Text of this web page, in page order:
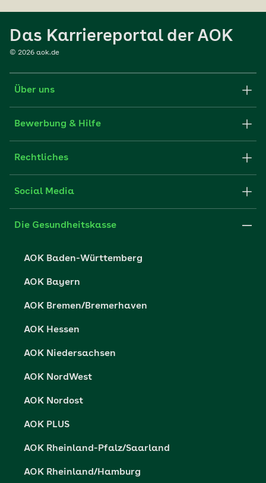
Das Karriereportal der AOK
© 2026 aok.de
Über uns
Karriere-Startseite
Unsere Kultur
Bewerbung & Hilfe
Stellenangebote
Rechtliches
Impressum
Datenschutzrechte
Barrierefreiheit
Barriere melden
Social Media
Die Gesundheitskasse
AOK Baden-Württemberg
AOK Bayern
AOK Bremen/Bremerhaven
AOK Hessen
AOK Niedersachsen
AOK NordWest
AOK Nordost
AOK PLUS
AOK Rheinland-Pfalz/Saarland
AOK Rheinland/Hamburg